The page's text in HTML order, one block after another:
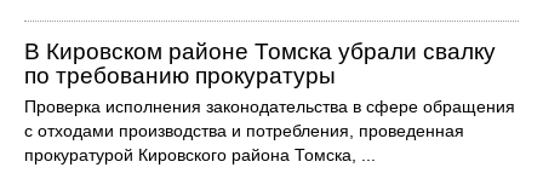
В Кировском районе Томска убрали свалку
по требованию прокуратуры
Проверка исполнения законодательства в сфере обращения
с отходами производства и потребления, проведенная
прокуратурой Кировского района Томска, ...